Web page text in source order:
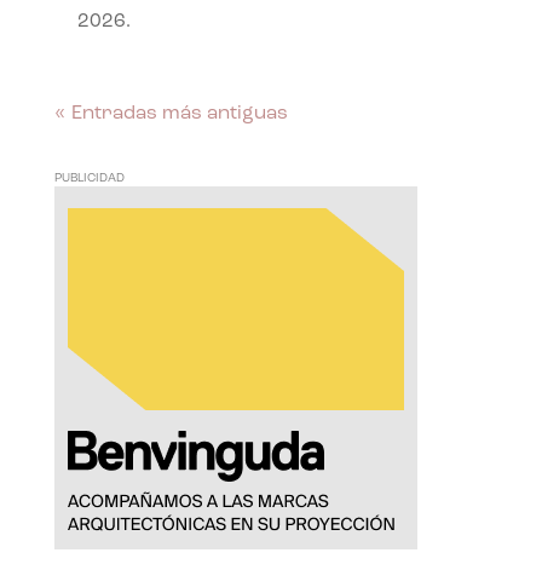
2026.
« Entradas más antiguas
PUBLICIDAD